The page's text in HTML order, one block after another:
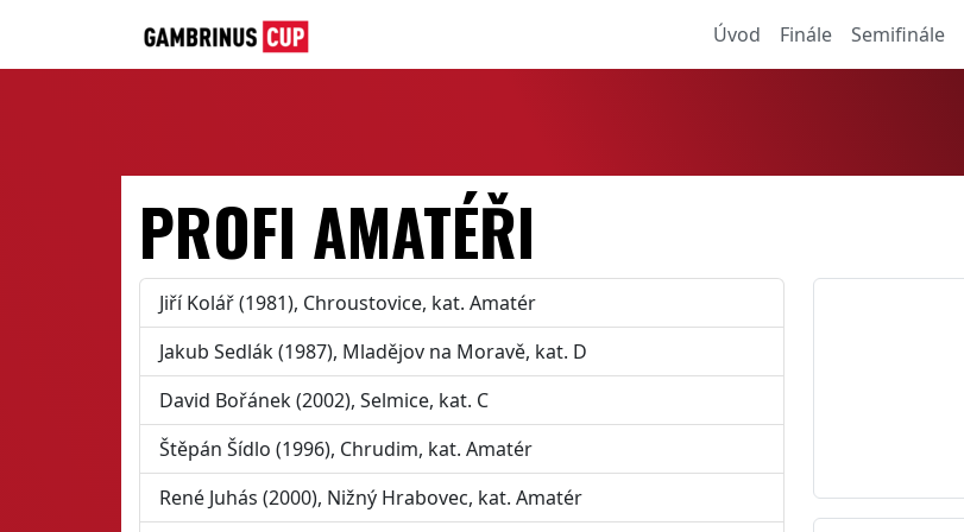
Úvod Finále Semifinále
PROFI AMATÉŘI
Jiří Kolář (1981), Chroustovice, kat. Amatér
Jakub Sedlák (1987), Mladějov na Moravě, kat. D
David Bořánek (2002), Selmice, kat. C
Štěpán Šídlo (1996), Chrudim, kat. Amatér
René Juhás (2000), Nižný Hrabovec, kat. Amatér